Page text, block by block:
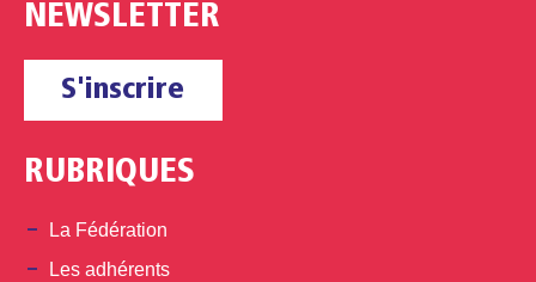
NEWSLETTER
S'inscrire
RUBRIQUES
La Fédération
Les adhérents